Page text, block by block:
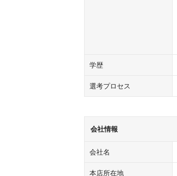
学歴
選考プロセス
会社情報
会社名
本店所在地